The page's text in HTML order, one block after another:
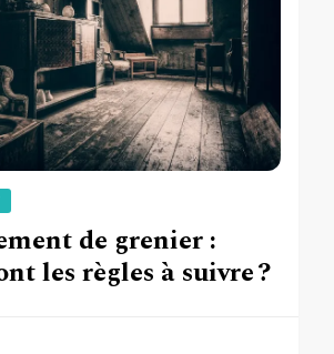
de grenier :
les règles à suivre ?